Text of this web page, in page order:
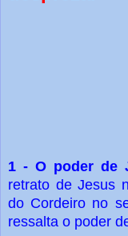
1 - O poder de
retrato de Jesus
do Cordeiro no
ressalta o poder